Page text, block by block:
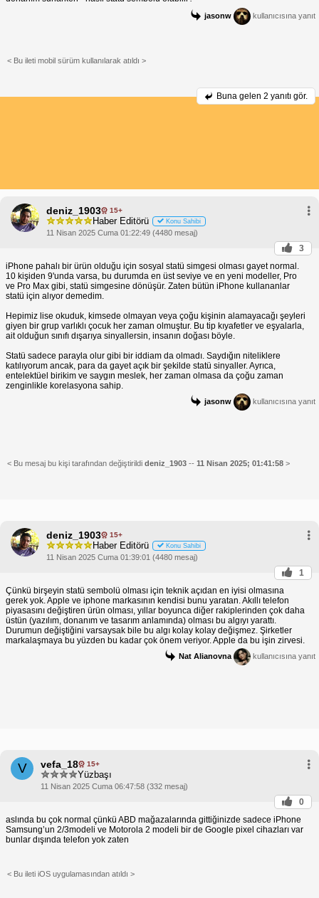
jasonw kullanıcısına yanıt
< Bu ileti mobil sürüm kullanılarak atıldı >
Buna gelen 2 yanıtı gör.
deniz_1903 15+
Haber Editörü Konu Sahibi
11 Nisan 2025 Cuma 01:22:49 (4480 mesaj)
3
iPhone pahalı bir ürün olduğu için sosyal statü simgesi olması gayet normal.
10 kişiden 9'unda varsa, bu durumda en üst seviye ve en yeni modeller, Pro
ve Pro Max gibi, statü simgesine dönüşür. Zaten bütün iPhone kullananlar
statü için alıyor demedim.
Hepimiz lise okuduk, kimsede olmayan veya çoğu kişinin alamayacağı şeyleri
giyen bir grup varlıklı çocuk her zaman olmuştur. Bu tip kıyafetler ve eşyalarla,
ait olduğun sınıfı dışarıya sinyallersin, insanın doğası böyle.
Statü sadece parayla olur gibi bir iddiam da olmadı. Saydığın niteliklere
katılıyorum ancak, para da gayet açık bir şekilde statü sinyaller. Ayrıca,
entelektüel birikim ve saygın meslek, her zaman olmasa da çoğu zaman
zenginlikle korelasyona sahip.
jasonw kullanıcısına yanıt
< Bu mesaj bu kişi tarafından değiştirildi deniz_1903 -- 11 Nisan 2025; 01:41:58 >
deniz_1903 15+
Haber Editörü Konu Sahibi
11 Nisan 2025 Cuma 01:39:01 (4480 mesaj)
1
Çünkü birşeyin statü sembolü olması için teknik açıdan en iyisi olmasına
gerek yok. Apple ve iphone markasının kendisi bunu yaratan. Akıllı telefon
piyasasını değiştiren ürün olması, yıllar boyunca diğer rakiplerinden çok daha
üstün (yazılım, donanım ve tasarım anlamında) olması bu algıyı yarattı.
Durumun değiştiğini varsaysak bile bu algı kolay kolay değişmez. Şirketler
markalaşmaya bu yüzden bu kadar çok önem veriyor. Apple da bu işin zirvesi.
Nat Alianovna kullanıcısına yanıt
V vefa_18 15+
Yüzbaşı
11 Nisan 2025 Cuma 06:47:58 (332 mesaj)
0
aslında bu çok normal çünkü ABD mağazalarında gittiğinizde sadece iPhone
Samsung’un 2/3modeli ve Motorola 2 modeli bir de Google pixel cihazları var
bunlar dışında telefon yok zaten
< Bu ileti iOS uygulamasından atıldı >